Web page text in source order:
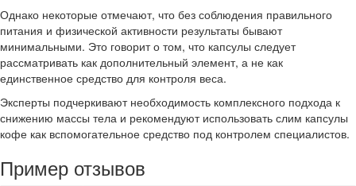
Однако некоторые отмечают, что без соблюдения правильного
питания и физической активности результаты бывают
минимальными. Это говорит о том, что капсулы следует
рассматривать как дополнительный элемент, а не как
единственное средство для контроля веса.
Эксперты подчеркивают необходимость комплексного подхода к
снижению массы тела и рекомендуют использовать слим капсулы
кофе как вспомогательное средство под контролем специалистов.
Пример отзывов